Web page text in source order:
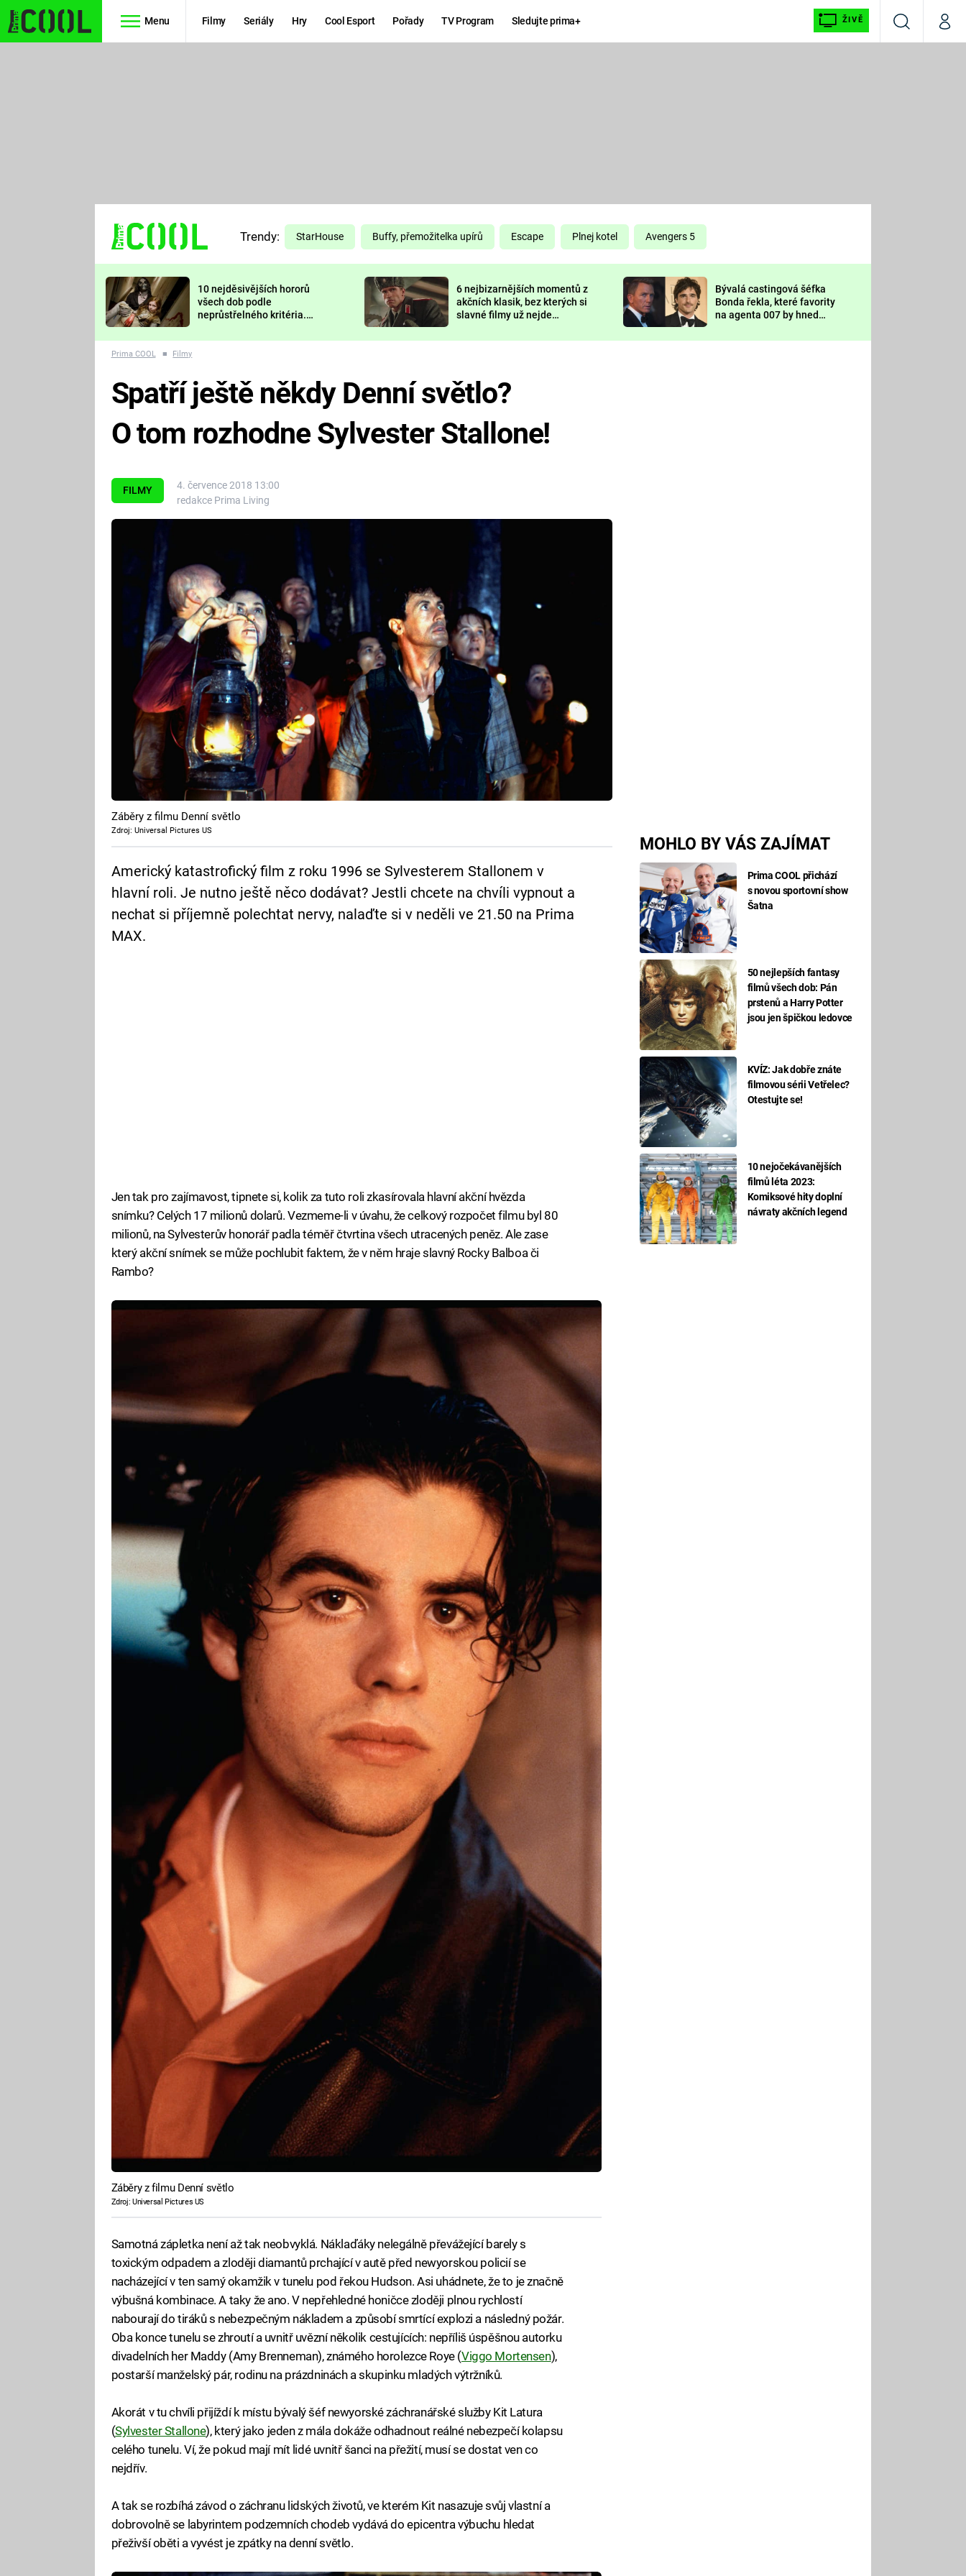
Menu Filmy Seriály Hry Cool Esport Pořady TV Program Sledujte prima+ ŽIVĚ
VyhledáváníMůj
TŘESKU
FUTURAMA
PREDÁTOR
DELIVERANCE
KOMEDIE
CHUCK
NORRIS
DEADPOOL
Prima LAJK
Sledujte nás
Trendy: StarHouse Buffy, přemožitelka upírů Escape Plnej kotel Avengers 5
10 nejděsivějších hororů
všech dob podle
neprůstřelného kritéria.
nejvíc zvednou tep?
6 nejbizarnějších momentů z
akčních klasik, bez kterých si
slavné filmy už nejde
Bývalá castingová šéfka
Bonda řekla, které favority
na agenta 007 by hned
Prima COOL ■ Filmy
FILMY
4. července 2018 13:00
redakce Prima Living
MOHLO BY VÁS ZAJÍMAT
Prima COOL přichází
s novou sportovní show
Šatna
50 nejlepších fantasy
filmů všech dob: Pán
prstenů a Harry Potter
jsou jen špičkou ledovce
KVÍZ: Jak dobře znáte
filmovou sérii Vetřelec?
Otestujte se!
10 nejočekávanějších
filmů léta 2023:
Komiksové hity doplní
návraty akčních legend
Spatří ještě někdy Denní světlo?
O tom rozhodne Sylvester Stallone!
Záběry z filmu Denní světlo
Zdroj: Universal Pictures US
Americký katastrofický film z roku 1996 se Sylvesterem Stallonem v
hlavní roli. Je nutno ještě něco dodávat? Jestli chcete na chvíli vypnout a
nechat si příjemně polechtat nervy, nalaďte si v neděli ve 21.50 na Prima
MAX.
Jen tak pro zajímavost, tipnete si, kolik za tuto roli zkasírovala hlavní akční hvězda
snímku? Celých 17 milionů dolarů. Vezmeme-li v úvahu, že celkový rozpočet filmu byl 80
milionů, na Sylvesterův honorář padla téměř čtvrtina všech utracených peněz. Ale zase
který akční snímek se může pochlubit faktem, že v něm hraje slavný Rocky Balboa či
Rambo?
Záběry z filmu Denní světlo
Zdroj: Universal Pictures US
Samotná zápletka není až tak neobvyklá. Náklaďáky nelegálně převážející barely s
toxickým odpadem a zloději diamantů prchající v autě před newyorskou policií se
nacházející v ten samý okamžik v tunelu pod řekou Hudson. Asi uhádnete, že to je značně
výbušná kombinace. A taky že ano. V nepřehledné honičce zloději plnou rychlostí
nabourají do tiráků s nebezpečným nákladem a způsobí smrtící explozi a následný požár.
Oba konce tunelu se zhroutí a uvnitř uvězní několik cestujících: nepříliš úspěšnou autorku
divadelních her Maddy (Amy Brenneman), známého horolezce Roye (Viggo Mortensen),
postarší manželský pár, rodinu na prázdninách a skupinku mladých výtržníků.
Akorát v tu chvíli přijíždí k místu bývalý šéf newyorské záchranářské služby Kit Latura
(Sylvester Stallone), který jako jeden z mála dokáže odhadnout reálné nebezpečí kolapsu
celého tunelu. Ví, že pokud mají mít lidé uvnitř šanci na přežití, musí se dostat ven co
nejdřív.
A tak se rozbíhá závod o záchranu lidských životů, ve kterém Kit nasazuje svůj vlastní a
dobrovolně se labyrintem podzemních chodeb vydává do epicentra výbuchu hledat
přeživší oběti a vyvést je zpátky na denní světlo.